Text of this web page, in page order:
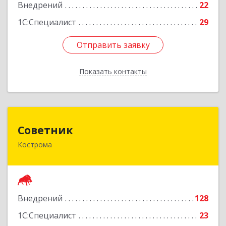
Внедрений
22
1С:Специалист
29
Отправить заявку
Показать контакты
Отправить заявку
Назад
Советник
Кострома
Внедрений
128
1С:Специалист
23
156000, Костромская обл, Кострома г, Ерохова